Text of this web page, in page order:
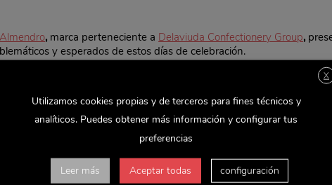
, marca perteneciente a Delaviuda Confectionery Group,
y esperados de estos días de celebración.
por dar todo el protagonismo a su
Para
hogares en los próximos días. Este año, destaca especialmente su
muestran los momentos más entrañables que se suceden tras ese
estos días reside en la alegría de compartir los momentos
jingle sea el protagonista de nuestra historia. Para ello,
en los propios hogares. Con este spot nuestro “Vuelve a
es disfrutar de los instantes de alegría e ilusión junto a
de estrategia comercial y marketing de Delaviuda Confectionery
X
Utilizamos cookies propias y de terceros para fines técnicos y
analíticos. Puedes obtener más información y configurar tus
preferencias
Leer más Aceptar todas configuración